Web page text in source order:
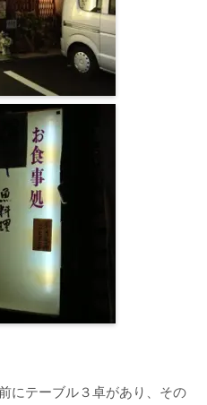
にテーブル３卓があり、その